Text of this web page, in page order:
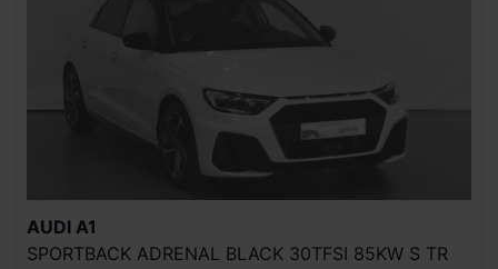
AUDI A1
SPORTBACK ADRENAL BLACK 30TFSI 85KW S TR